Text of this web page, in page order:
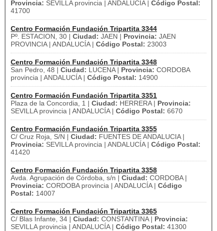
Provincia: SEVILLA provincia | ANDALUCÍA | Código Postal:
41700
Centro Formación Fundación Tripartita 3344
Pº. ESTACION, 30 | Ciudad: JAEN | Provincia: JAEN
PROVINCIA | ANDALUCÍA | Código Postal: 23003
Centro Formación Fundación Tripartita 3348
San Pedro, 48 | Ciudad: LUCENA | Provincia: CORDOBA
provincia | ANDALUCÍA | Código Postal: 14900
Centro Formación Fundación Tripartita 3351
Plaza de la Concordia, 1 | Ciudad: HERRERA | Provincia:
SEVILLA provincia | ANDALUCÍA | Código Postal: 6670
Centro Formación Fundación Tripartita 3355
C/ Cruz Roja, S/N | Ciudad: FUENTES DE ANDALUCIA |
Provincia: SEVILLA provincia | ANDALUCÍA | Código Postal:
41420
Centro Formación Fundación Tripartita 3358
Avda. Agrupación de Córdoba, s/n | Ciudad: CORDOBA |
Provincia: CORDOBA provincia | ANDALUCÍA | Código
Postal: 14007
Centro Formación Fundación Tripartita 3365
C/ Blas Infante, 34 | Ciudad: CONSTANTINA | Provincia:
SEVILLA provincia | ANDALUCÍA | Código Postal: 41300